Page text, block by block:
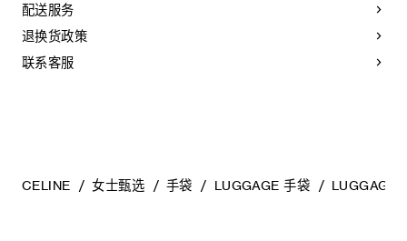
建议您：
- 防止潮湿；避免接触液体、护手霜、洗手液、化妆品及香水。
如果您的手袋不慎接触到水或上述物质，请用干燥且不带绒毛
的浅色吸水布轻轻擦拭；
配送服务
退换货政策
联系客服
CELINE 女士甄选 手袋 LUGGAGE 手袋 LUGGAGE